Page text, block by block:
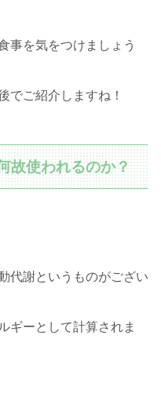
事を気をつけましょう
でご紹介しますね！
故使われるのか？
代謝というものがござい
ギーとして計算されま